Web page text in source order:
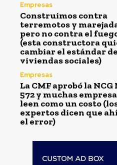
Empresas
Construimos contra
terremotos y
pero no contra el
(esta constructora
cambiar el estándar
viviendas sociales)
Empresas
La CMF aprobó la NCG
572 y muchas
leen como un costo
expertos dicen que
el error)